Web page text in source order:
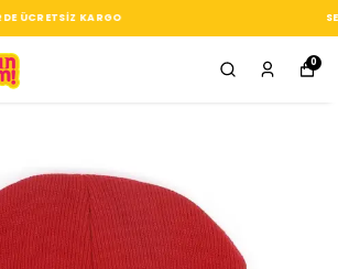
ÜRÜN, TARZINA DAIR KÜÇÜK BIR IMZA
0